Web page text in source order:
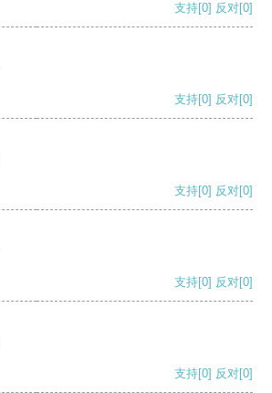
支持[0] 反对[0]
支持[0] 反对[0]
支持[0] 反对[0]
支持[0] 反对[0]
支持[0] 反对[0]